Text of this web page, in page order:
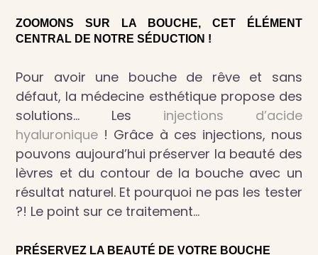
ZOOMONS SUR LA BOUCHE, CET ÉLÉMENT
CENTRAL DE NOTRE SÉDUCTION !
Pour avoir une bouche de rêve et sans
défaut, la médecine esthétique propose des
solutions… Les injections d’acide
hyaluronique ! Grâce à ces injections, nous
pouvons aujourd’hui préserver la beauté des
lèvres et du contour de la bouche avec un
résultat naturel. Et pourquoi ne pas les tester
?! Le point sur ce traitement…
PRÉSERVEZ LA BEAUTÉ DE VOTRE BOUCHE